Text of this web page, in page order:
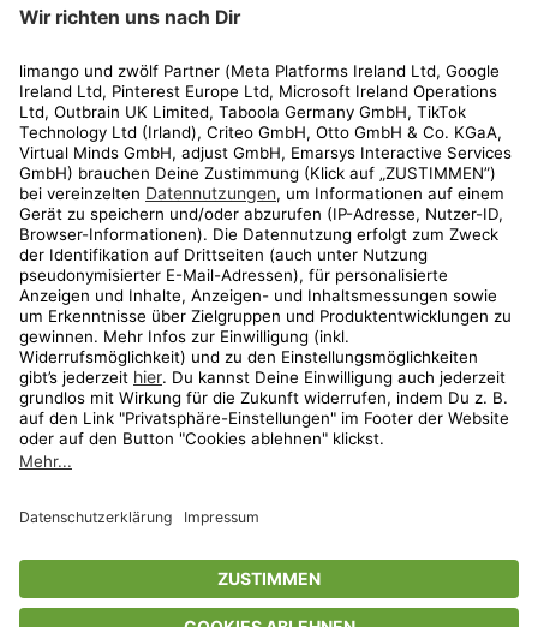
Kundenservice
Shop
Aktionen
Travel
* Streichpreise entsprechen der unverbindlichen Preisempfehlung des
Herstellers. Prozentangaben beziehen sich auf den Streichpreis.